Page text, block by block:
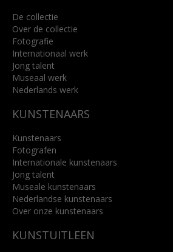
De collectie
Over de collectie
Fotografie
Internationaal werk
Jong talent
Museaal werk
Nederlands werk
KUNSTENAARS
Kunstenaars
Fotografen
Internationale kunstenaars
Jong talent
Museale kunstenaars
Nederlandse kunstenaars
Over onze kunstenaars
KUNSTUITLEEN